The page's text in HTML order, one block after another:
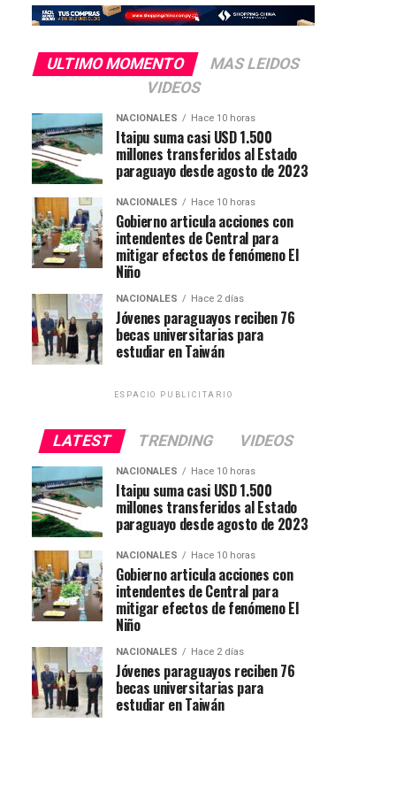
ULTIMO MOMENTO
MAS LEIDOS
VIDEOS
NACIONALES Hace 10 horas
Itaipu suma casi USD 1.500
millones transferidos al Estado
paraguayo desde agosto de 2023
NACIONALES Hace 10 horas
Gobierno articula acciones con
intendentes de Central para
mitigar efectos de fenómeno El
Niño
NACIONALES Hace 2 días
Jóvenes paraguayos reciben 76
becas universitarias para
estudiar en Taiwán
ESPACIO PUBLICITARIO
LATEST TRENDING VIDEOS
NACIONALES Hace 10 horas
Itaipu suma casi USD 1.500
millones transferidos al Estado
paraguayo desde agosto de 2023
NACIONALES Hace 10 horas
Gobierno articula acciones con
intendentes de Central para
mitigar efectos de fenómeno El
Niño
NACIONALES Hace 2 días
Jóvenes paraguayos reciben 76
becas universitarias para
estudiar en Taiwán